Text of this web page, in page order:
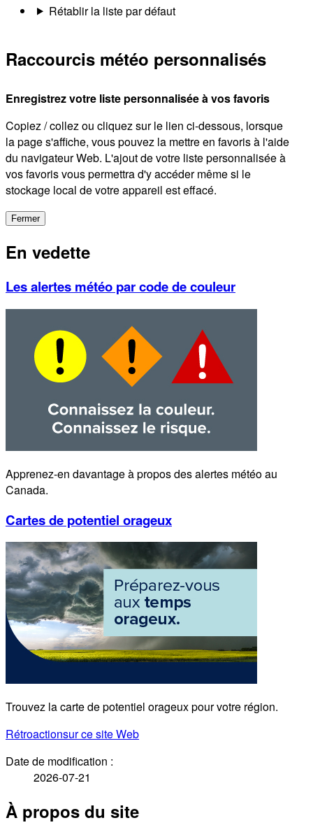
Rétablir la liste par défaut
Raccourcis météo personnalisés
Enregistrez votre liste personnalisée à vos favoris
Copiez / collez ou cliquez sur le lien ci-dessous, lorsque
la page s'affiche, vous pouvez la mettre en favoris à l'aide
du navigateur Web. L'ajout de votre liste personnalisée à
vos favoris vous permettra d'y accéder même si le
stockage local de votre appareil est effacé.
Fermer
En vedette
Les alertes météo par code de couleur
Apprenez-en davantage à propos des alertes météo au
Canada.
Cartes de potentiel orageux
Trouvez la carte de potentiel orageux pour votre région.
Rétroactionsur ce site Web
Date de modification :
2026-07-21
À propos du site